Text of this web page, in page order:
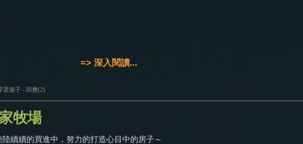
=> 深入閱讀...
雲遊子 - 回應(2)
牧場
續續的買進中，努力的打造心目中的房子～